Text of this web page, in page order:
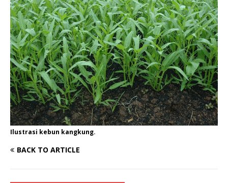
Ilustrasi kebun kangkung.
BACK TO ARTICLE